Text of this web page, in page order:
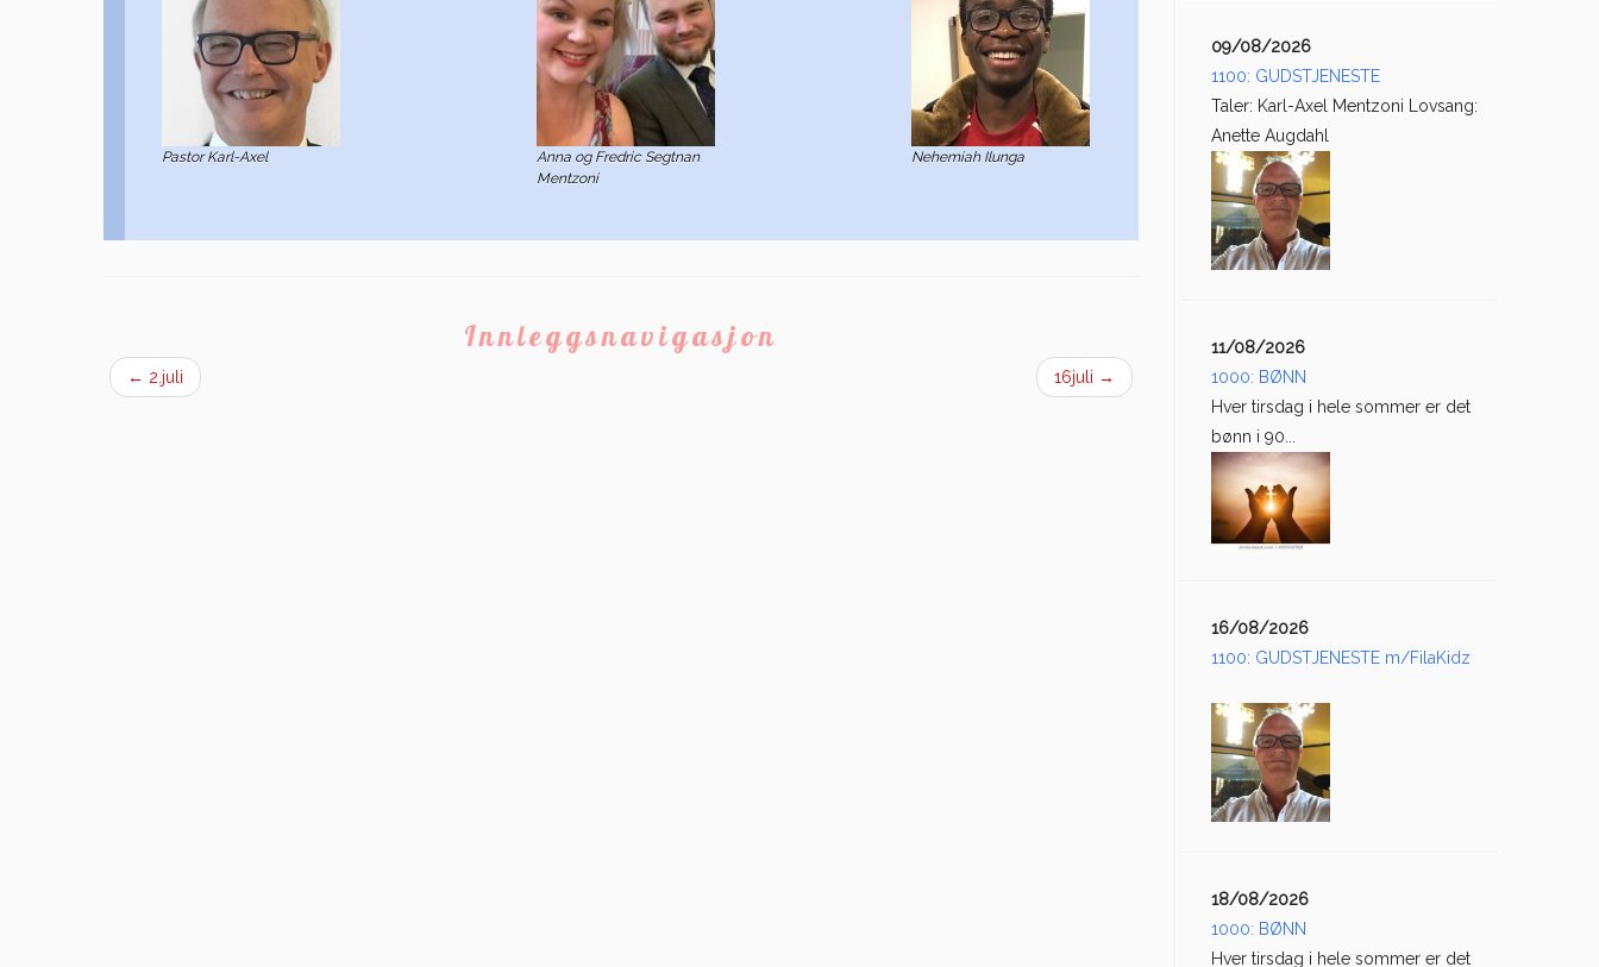
Pastor Karl-Axel Nehemiah Ilunga
Anna og Fredric Segtnan
Mentzoni
Innleggsnavigasjon
← 2.juli 16juli →
09/08/2026
1100: GUDSTJENESTE
Taler: Karl-Axel Mentzoni Lovsang:
Anette Augdahl
11/08/2026
1000: BØNN
Hver tirsdag i hele sommer er det
bønn i 90...
16/08/2026
1100: GUDSTJENESTE m/FilaKidz
18/08/2026
1000: BØNN
Hver tirsdag i hele sommer er det